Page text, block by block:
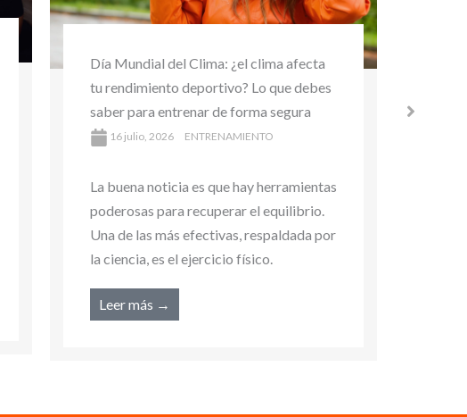
¿Se puede hacer ejercicio después de
donar sangre? Guía completa para
cuidar tu salud y recuperar tu
rendimiento
La buena noticia es que hay herramientas
poderosas para recuperar el equilibrio.
Una de las más efectivas, respaldada por
Leer más →